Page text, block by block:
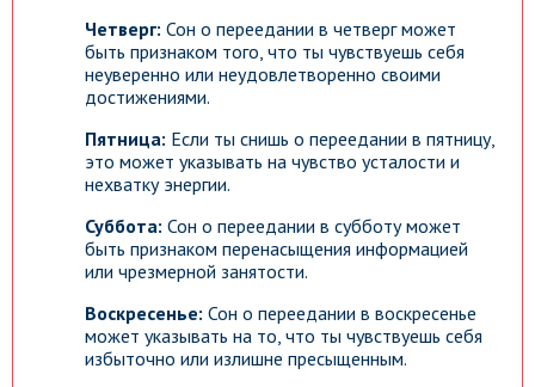
Четверг: Сон о переедании в четверг может
быть признаком того, что ты чувствуешь себя
неуверенно или неудовлетворенно своими
достижениями.
Пятница: Если ты снишь о переедании в пятницу,
это может указывать на чувство усталости и
нехватку энергии.
Суббота: Сон о переедании в субботу может
быть признаком перенасыщения информацией
или чрезмерной занятости.
Воскресенье: Сон о переедании в воскресенье
может указывать на то, что ты чувствуешь себя
избыточно или излишне пресыщенным.